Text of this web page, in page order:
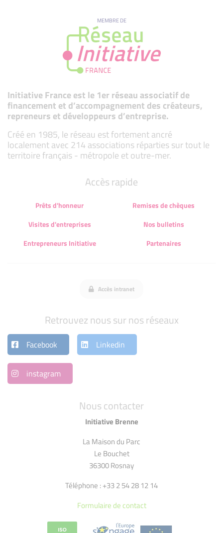
MEMBRE DE
Initiative France est le 1er réseau associatif de
financement et d’accompagnement des créateurs,
repreneurs et développeurs d’entreprise.
Créé en 1985, le réseau est fortement ancré
localement avec 214 associations réparties sur tout le
territoire français - métropole et outre-mer.
Nous contacter
Initiative Brenne
La Maison du Parc
Le Bouchet
36300 Rosnay
Téléphone : +33 2 54 28 12 14
Formulaire de contact
Accès rapide
Prêts d'honneur
Remises de chèques
Visites d'entreprises
Nos bulletins
Entrepreneurs Initiative
Partenaires
Accès intranet
Retrouvez nous sur nos réseaux
Facebook Linkedin
instagram